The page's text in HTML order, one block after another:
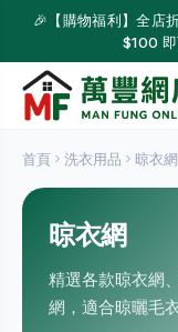
🎉【購物福利】全店
$100
首頁 洗衣用品 晾衣網
晾衣網
精選各款晾衣網
網，適合晾曬毛